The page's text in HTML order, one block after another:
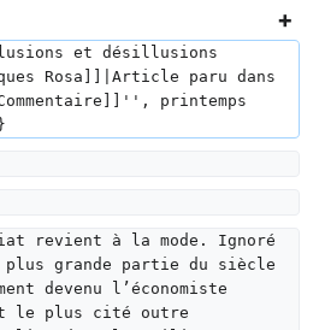
et désillusions
Rosa]]|Article paru dans
printemps
}
revient à la mode. Ignoré
plus grande partie du siècle
devenu l’économiste
le plus cité outre